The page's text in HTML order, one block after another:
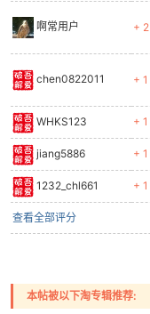
啊常用户 + 2
chen0822011 + 1
WHKS123 + 1
jiang5886 + 1
1232_chl661 + 1
查看全部评分
本帖被以下淘专辑推荐: